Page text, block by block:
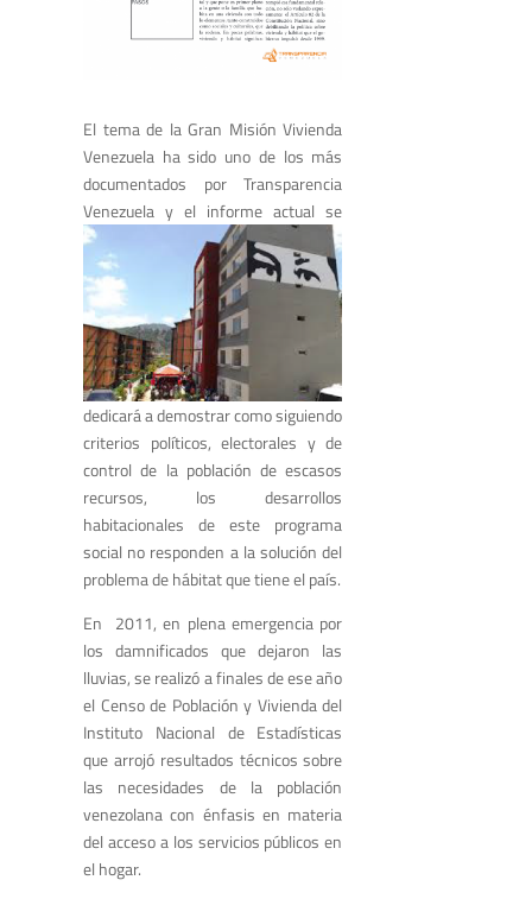
El tema de la Gran Misión Vivienda
Venezuela ha sido uno de los más
documentados por Transparencia
Venezuela y el informe actual se
dedicará a demostrar como siguiendo
criterios políticos, electorales y de
control de la población de escasos
recursos, los desarrollos
habitacionales de este programa
social no responden a la solución del
problema de hábitat que tiene el país.
En 2011, en plena emergencia por
los damnificados que dejaron las
lluvias, se realizó a finales de ese año
el Censo de Población y Vivienda del
Instituto Nacional de Estadísticas
que arrojó resultados técnicos sobre
las necesidades de la población
venezolana con énfasis en materia
del acceso a los servicios públicos en
el hogar.